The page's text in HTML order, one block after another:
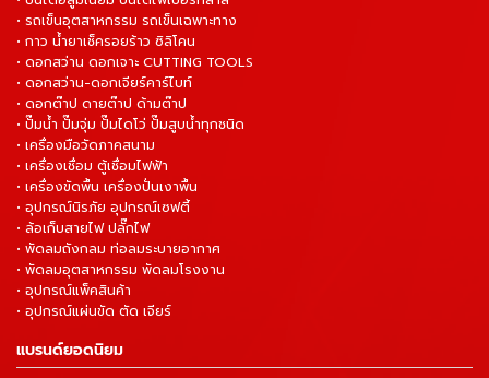
• รถเข็นอุตสาหกรรม รถเข็นเฉพาะทาง
• กาว น้ำยาเช็ครอยร้าว ซิลิโคน
• ดอกสว่าน ดอกเจาะ CUTTING TOOLS
• ดอกสว่าน-ดอกเจียร์คาร์ไบท์
• ดอกต๊าป ดายต๊าป ด้ามต๊าป
• ปั๊มน้ำ ปั๊มจุ่ม ปั๊มไดโว่ ปั๊มสูบน้ำทุกชนิด
• เครื่องมือวัดภาคสนาม
• เครื่องเชื่อม ตู้เชื่อมไฟฟ้า
• เครื่องขัดพื้น เครื่องปั่นเงาพื้น
• อุปกรณ์นิรภัย อุปกรณ์เซฟตี้
• ล้อเก็บสายไฟ ปลั๊กไฟ
• พัดลมถังกลม ท่อลมระบายอากาศ
• พัดลมอุตสาหกรรม พัดลมโรงงาน
• อุปกรณ์แพ็คสินค้า
• อุปกรณ์แผ่นขัด ตัด เจียร์
แบรนด์ยอดนิยม